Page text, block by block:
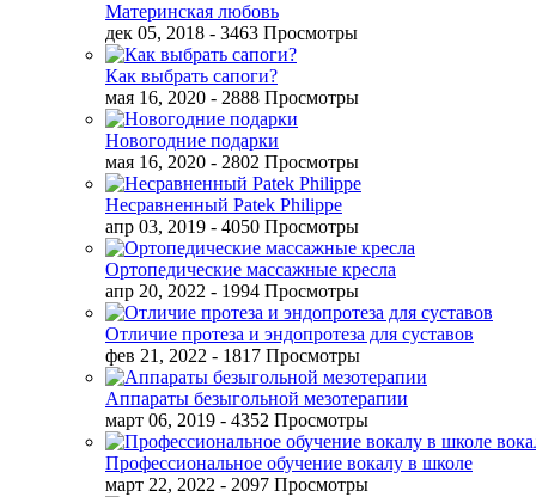
Материнская любовь
дек 05, 2018 - 3463 Просмотры
Как выбрать сапоги?
мая 16, 2020 - 2888 Просмотры
Новогодние подарки
мая 16, 2020 - 2802 Просмотры
Несравненный Patek Philippe
апр 03, 2019 - 4050 Просмотры
Ортопедические массажные кресла
апр 20, 2022 - 1994 Просмотры
Отличие протеза и эндопротеза для суставов
фев 21, 2022 - 1817 Просмотры
Аппараты безыгольной мезотерапии
март 06, 2019 - 4352 Просмотры
Профессиональное обучение вокалу в школе
март 22, 2022 - 2097 Просмотры